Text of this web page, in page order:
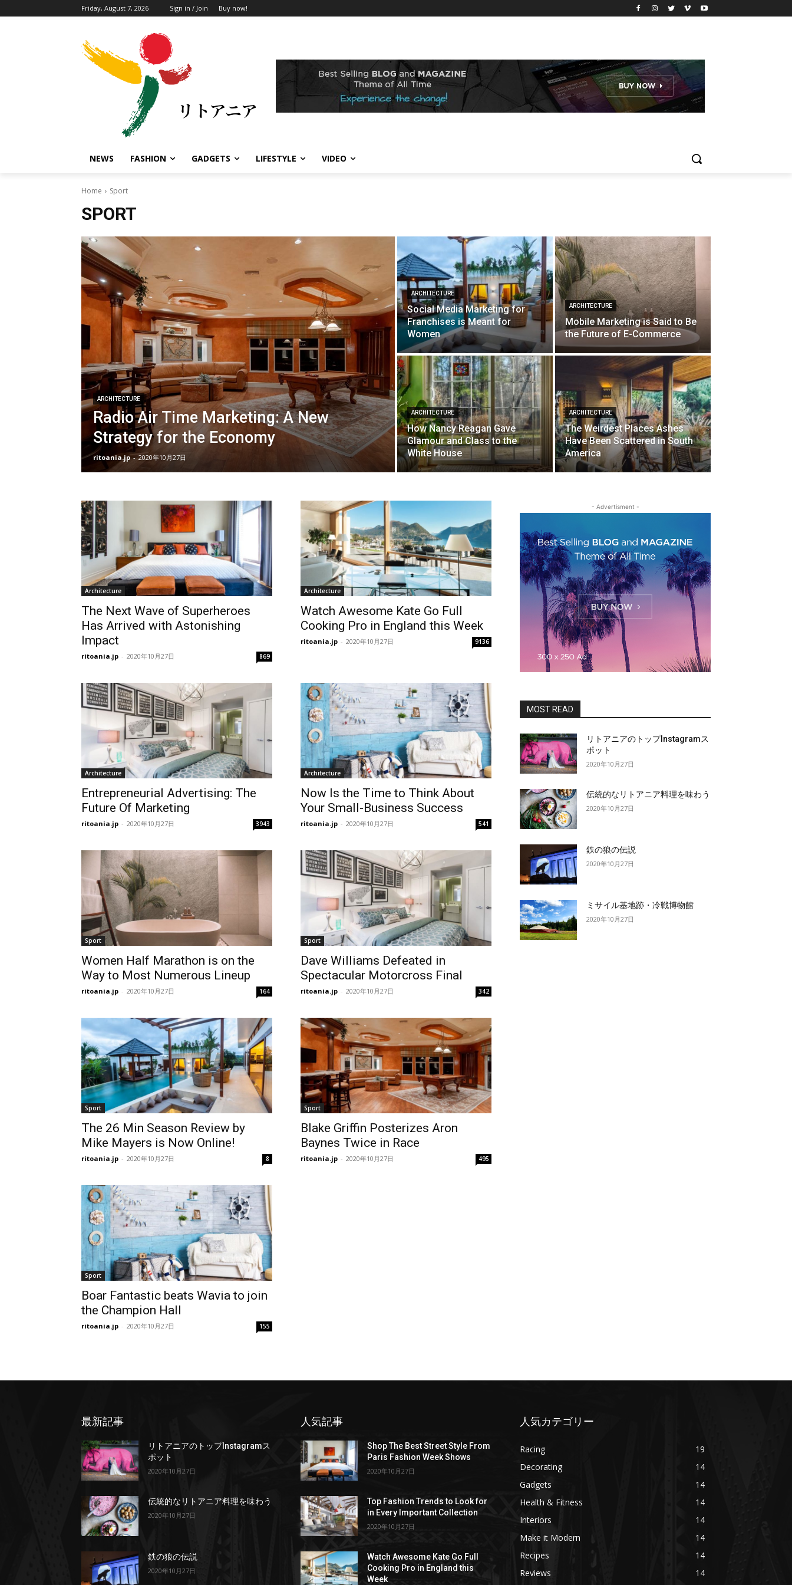
Friday, August 7, 2026 Sign in / Join Buy now!
NEWS FASHION GADGETS LIFESTYLE VIDEO
Home Sport
SPORT
ARCHITECTURE
Radio Air Time Marketing: A New
Strategy for the Economy
ritoania.jp - 2020年10月27日
ARCHITECTURE
Social Media Marketing for
Franchises is Meant for
Women
ARCHITECTURE
Mobile Marketing is Said to Be
the Future of E-Commerce
ARCHITECTURE
How Nancy Reagan Gave
Glamour and Class to the
White House
ARCHITECTURE
The Weirdest Places Ashes
Have Been Scattered in South
America
Architecture
The Next Wave of Superheroes
Has Arrived with Astonishing
Impact
ritoania.jp - 2020年10月27日 869
Architecture
Watch Awesome Kate Go Full
Cooking Pro in England this Week
ritoania.jp - 2020年10月27日 9136
Architecture
Entrepreneurial Advertising: The
Future Of Marketing
ritoania.jp - 2020年10月27日 3943
Architecture
Now Is the Time to Think About
Your Small-Business Success
ritoania.jp - 2020年10月27日 541
Sport
Women Half Marathon is on the
Way to Most Numerous Lineup
ritoania.jp - 2020年10月27日 164
Sport
Dave Williams Defeated in
Spectacular Motorcross Final
ritoania.jp - 2020年10月27日 342
Sport
The 26 Min Season Review by
Mike Mayers is Now Online!
ritoania.jp - 2020年10月27日 8
Sport
Blake Griffin Posterizes Aron
Baynes Twice in Race
ritoania.jp - 2020年10月27日 495
Sport
Boar Fantastic beats Wavia to join
the Champion Hall
ritoania.jp - 2020年10月27日 155
- Advertisment -
MOST READ
リトアニアのトップInstagramス
ポット
2020年10月27日
伝統的なリトアニア料理を味わう
2020年10月27日
鉄の狼の伝説
2020年10月27日
ミサイル基地跡・冷戦博物館
2020年10月27日
最新記事
リトアニアのトップInstagramス
ポット
2020年10月27日
伝統的なリトアニア料理を味わう
2020年10月27日
鉄の狼の伝説
2020年10月27日
人気記事
Shop The Best Street Style From
Paris Fashion Week Shows
2020年10月27日
Top Fashion Trends to Look for
in Every Important Collection
2020年10月27日
Watch Awesome Kate Go Full
Cooking Pro in England this
Week
人気カテゴリー
Racing
19
Decorating
14
Gadgets
14
Health & Fitness
14
Interiors
14
Make it Modern
14
Recipes
14
Reviews
14